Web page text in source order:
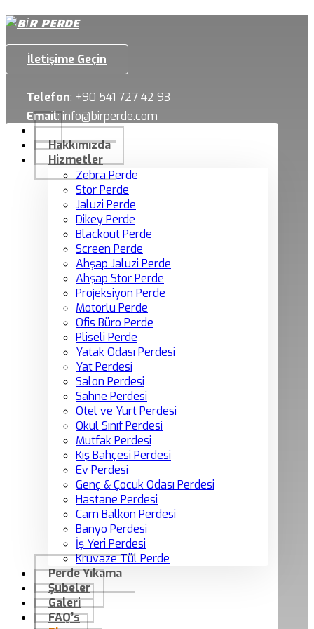
İletişime Geçin
Telefon: +90 541 727 42 93
Email:info@birperde.com
Hakkımızda
Hizmetler
Zebra Perde
Stor Perde
Jaluzi Perde
Dikey Perde
Blackout Perde
Screen Perde
Ahşap Jaluzi Perde
Ahşap Stor Perde
Projeksiyon Perde
Motorlu Perde
Ofis Büro Perde
Pliseli Perde
Yatak Odası Perdesi
Yat Perdesi
Salon Perdesi
Sahne Perdesi
Otel ve Yurt Perdesi
Okul Sınıf Perdesi
Mutfak Perdesi
Kış Bahçesi Perdesi
Ev Perdesi
Genç & Çocuk Odası Perdesi
Hastane Perdesi
Cam Balkon Perdesi
Banyo Perdesi
İş Yeri Perdesi
Kruvaze Tül Perde
Perde Yıkama
Şubeler
Galeri
FAQ’s